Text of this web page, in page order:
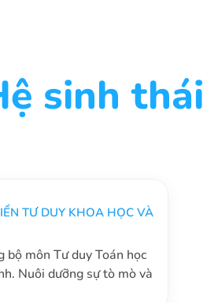
sinh
TƯ DUY KHOA HỌC VÀ
môn Tư duy Toán học
Nuôi dưỡng sự tò mò và